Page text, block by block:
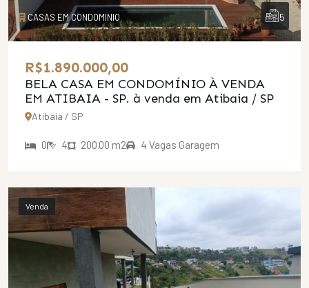
CASAS EM CONDOMINIO 5
R$1.890.000,00
BELA CASA EM CONDOMÍNIO À VENDA
EM ATIBAIA - SP. à venda em Atibaia / SP
Atibaia / SP
0 4 200.00 m2 4 Vagas Garagem
Venda